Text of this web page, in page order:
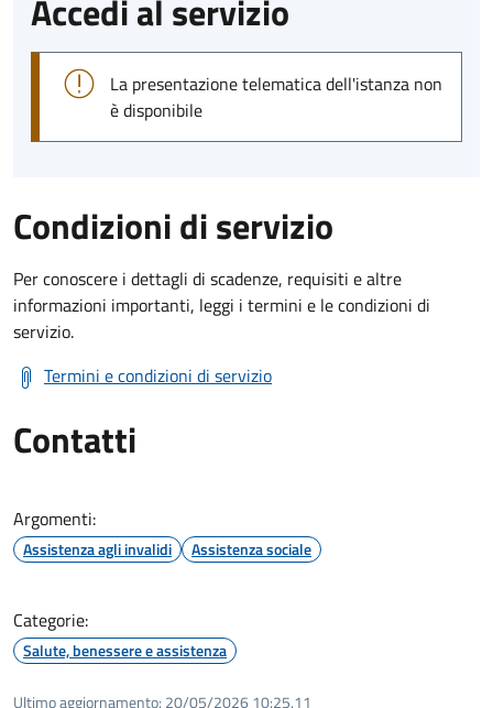
Accedi al servizio
La presentazione telematica dell'istanza non
è disponibile
Condizioni di servizio
Per conoscere i dettagli di scadenze, requisiti e altre
informazioni importanti, leggi i termini e le condizioni di
servizio.
Termini e condizioni di servizio
Contatti
Argomenti:
Assistenza agli invalidi Assistenza sociale
Categorie:
Salute, benessere e assistenza
Ultimo aggiornamento: 20/05/2026 10:25.11